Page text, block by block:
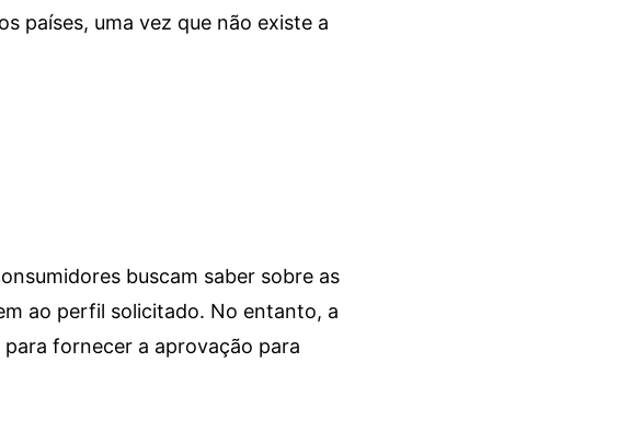
países, uma vez que não existe a
buscam saber sobre as
ao perfil solicitado. No entanto, a
fornecer a aprovação para